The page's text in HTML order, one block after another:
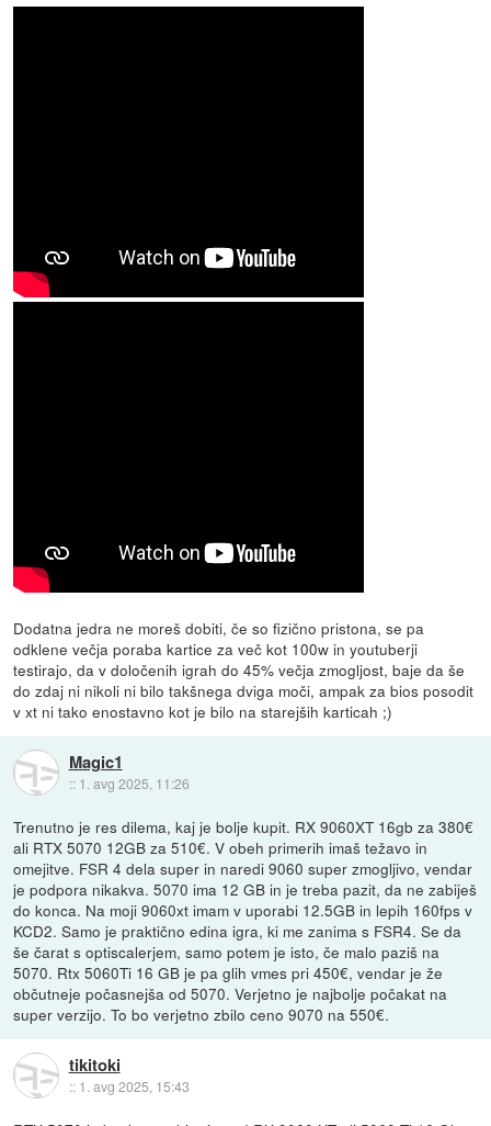
Dodatna jedra ne moreš dobiti, če so fizično pristona, se pa
odklene večja poraba kartice za več kot 100w in youtuberji
testirajo, da v določenih igrah do 45% večja zmogljost, baje da še
do zdaj ni nikoli ni bilo takšnega dviga moči, ampak za bios posodit
v xt ni tako enostavno kot je bilo na starejših karticah ;)
Magic1
:: 1. avg 2025, 11:26
Trenutno je res dilema, kaj je bolje kupit. RX 9060XT 16gb za 380€
ali RTX 5070 12GB za 510€. V obeh primerih imaš težavo in
omejitve. FSR 4 dela super in naredi 9060 super zmogljivo, vendar
je podpora nikakva. 5070 ima 12 GB in je treba pazit, da ne zabiješ
do konca. Na moji 9060xt imam v uporabi 12.5GB in lepih 160fps v
KCD2. Samo je praktično edina igra, ki me zanima s FSR4. Se da
še čarat s optiscalerjem, samo potem je isto, če malo paziš na
5070. Rtx 5060Ti 16 GB je pa glih vmes pri 450€, vendar je že
občutneje počasnejša od 5070. Verjetno je najbolje počakat na
super verzijo. To bo verjetno zbilo ceno 9070 na 550€.
tikitoki
:: 1. avg 2025, 15:43